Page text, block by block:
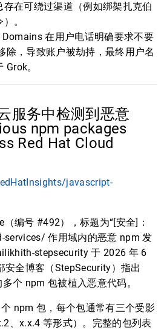
存在可绕过渠道（例如绑架扎克伯
。
在用户电话明确要求不要
除，导致账户被劫持，最终用户名
。
服务中检测到恶意
npm packages
Red Hat Cloud
javascript-
编号 #492），标题为“[安全]：
services/ 作用域内的恶意 npm 发
stepsecurity 于 2026 年 6
安全博客（StepSecurity）指出
个 npm 包被植入恶意代码。
npm 包，每个包通常有三个受影
、x.x.4 等形式）。完整的包列表